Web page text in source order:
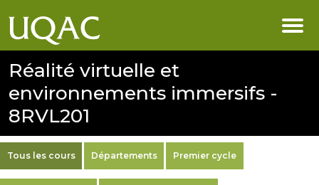
Réalité virtuelle et
environnements immersifs -
8RVL201
Tous les cours Départements Premier cycle